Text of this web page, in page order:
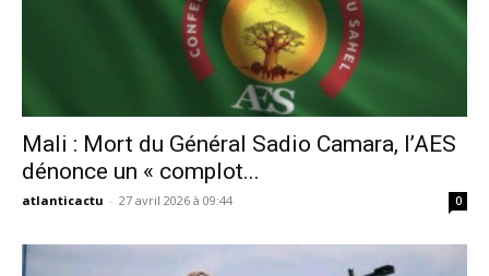
Mali : Mort du Général Sadio Camara, l’AES
dénonce un « complot...
atlanticactu - 27 avril 2026 à 09:44 0